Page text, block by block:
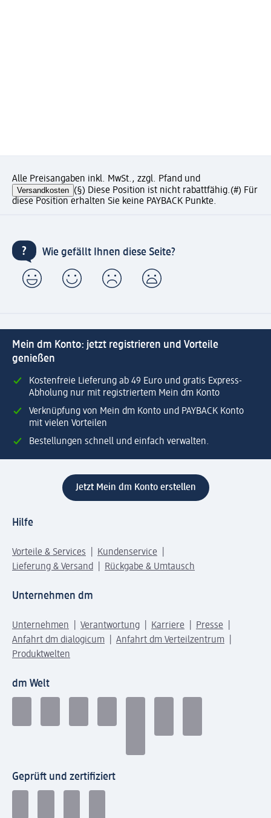
Alle Preisangaben inkl. MwSt., zzgl. Pfand und
Versandkosten (§) Diese Position ist nicht rabattfähig.(#) Für
diese Position erhalten Sie keine PAYBACK Punkte.
Wie gefällt Ihnen diese Seite?
Mein dm Konto: jetzt registrieren und Vorteile
genießen
Kostenfreie Lieferung ab 49 Euro und gratis Express-
Abholung nur mit registriertem Mein dm Konto
Verknüpfung von Mein dm Konto und PAYBACK Konto
mit vielen Vorteilen
Bestellungen schnell und einfach verwalten.
Jetzt Mein dm Konto erstellen
Hilfe
Vorteile & Services
Kundenservice
Lieferung & Versand
Rückgabe & Umtausch
Unternehmen dm
Unternehmen Verantwortung Karriere
Presse
Anfahrt dm dialogicum
Anfahrt dm Verteilzentrum
Produktwelten
dm Welt
Geprüft und zertifiziert